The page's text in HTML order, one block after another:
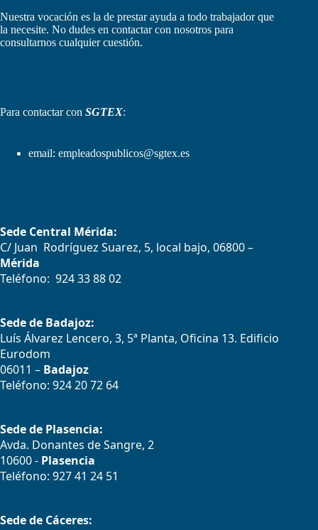
Nuestra vocación es la de prestar ayuda a todo trabajador que
la necesite. No dudes en contactar con nosotros para
consultarnos cualquier cuestión.
Para contactar con SGTEX:
email: empleadospublicos@sgtex.es
Sede Central Mérida:
C/ Juan Rodríguez Suarez, 5, local bajo, 06800 –
Mérida
Teléfono: 924 33 88 02
Sede de Badajoz:
Luís Álvarez Lencero, 3, 5ª Planta, Oficina 13. Edificio
Eurodom
06011 – Badajoz
Teléfono: 924 20 72 64
Sede de Plasencia:
Avda. Donantes de Sangre, 2
10600 - Plasencia
Teléfono: 927 41 24 51
Sede de Cáceres: